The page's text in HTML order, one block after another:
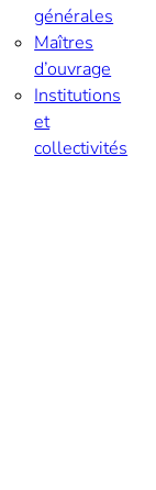
générales
Maîtres
d’ouvrage
Institutions
et
collectivités